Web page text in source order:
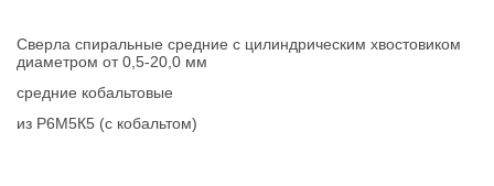
Сверла спиральные средние с цилиндрическим хвостовиком
диаметром от 0,5-20,0 мм
средние кобальтовые
из Р6М5К5 (с кобальтом)